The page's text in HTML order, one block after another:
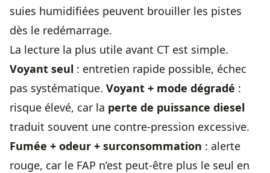
suies humidifiées peuvent brouiller les pistes
dès le redémarrage.
La lecture la plus utile avant CT est simple.
Voyant seul : entretien rapide possible, échec
pas systématique. Voyant + mode dégradé :
risque élevé, car la perte de puissance diesel
traduit souvent une contre-pression excessive.
Fumée + odeur + surconsommation : alerte
rouge, car le FAP n’est peut-être plus le seul en